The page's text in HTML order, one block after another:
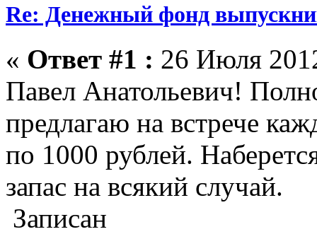
Re: Денежный фонд
« Ответ #1 : 26 Июля
Павел Анатольевич!
предлагаю на встрече
по 1000 рублей.
запас на всякий случай.
Записан